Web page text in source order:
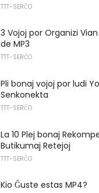
TTT-SERĈO
3 Vojoj por Organizi
de MP3
TTT-SERĈO
Pli bonaj vojoj por ludi
Senkonekta
TTT-SERĈO
La 10 Plej bonaj
Butikumaj Retejoj
TTT-SERĈO
Kio Ĝuste estas MP4?